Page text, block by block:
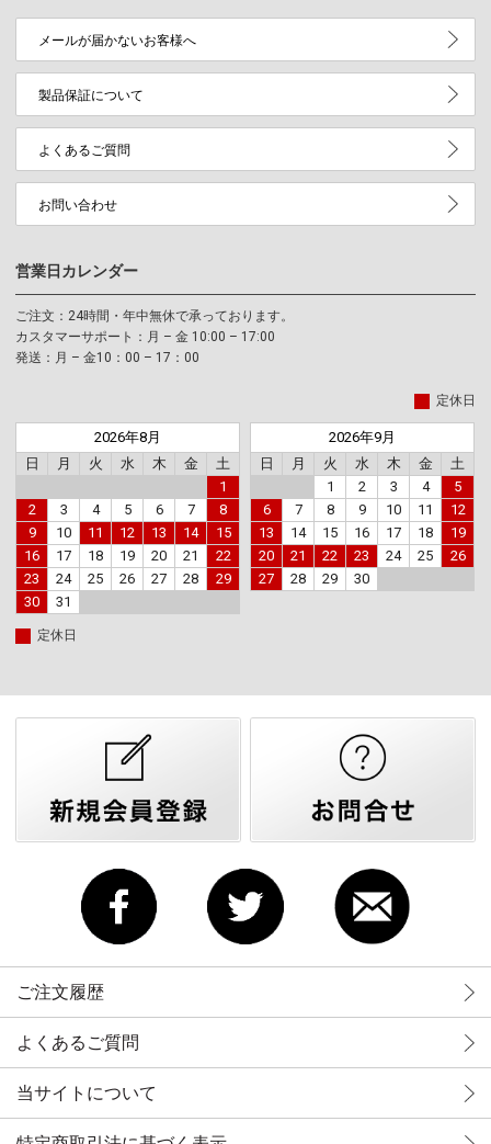
メールが届かないお客様へ
製品保証について
よくあるご質問
お問い合わせ
営業日カレンダー
ご注文：24時間・年中無休で承っております。
カスタマーサポート：月 – 金 10:00 – 17:00
発送：月 – 金10：00 – 17：00
定休日
2026年8月
日
月 火 水 木 金
土
1
2
3 4 5 6 7
8
9
10 11 12 13 14
15
16
17 18 19 20 21
22
23
24 25 26 27 28
29
30
31
2026年9月
日
月 火 水 木 金
土
1
2 3 4
5
6
7 8 9 10 11
12
13
14 15 16 17 18
19
20
21 22 23 24 25
26
27
28 29 30
定休日
ご注文履歴
よくあるご質問
当サイトについて